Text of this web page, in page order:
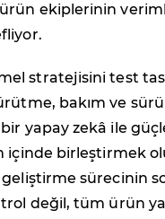
ekiplerinin
stratejisini test
bakım ve
yapay zekâ ile
içinde birleştirmek
geliştirme sürecinin
değil, tüm ürün